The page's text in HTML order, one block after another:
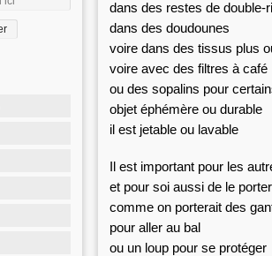
dans des restes de double-
dans des doudounes
voire dans des tissus plus
voire avec des filtres à café
ou des sopalins pour
objet éphémère ou durable
il est jetable ou lavable
Il est important pour les
et pour soi aussi de le porter
comme on porterait des
pour aller au bal
ou un loup pour se protéger